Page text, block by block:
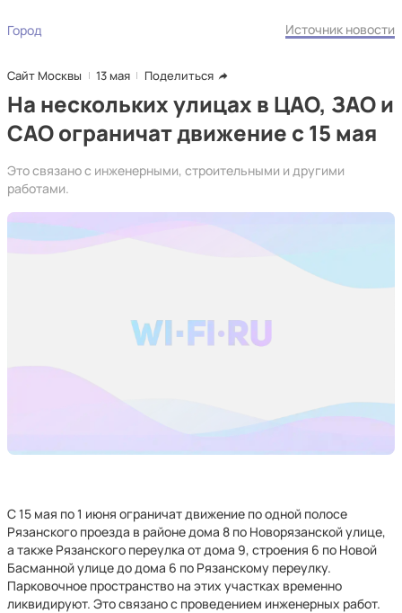
Город Источник новости
Сайт Москвы 13 мая Поделиться
На нескольких улицах в ЦАО, ЗАО и
САО ограничат движение с 15 мая
Это связано с инженерными, строительными и другими
работами.
С 15 мая по 1 июня ограничат движение по одной полосе
Рязанского проезда в районе дома 8 по Новорязанской улице,
а также Рязанского переулка от дома 9, строения 6 по Новой
Басманной улице до дома 6 по Рязанскому переулку.
Парковочное пространство на этих участках временно
ликвидируют. Это связано с проведением инженерных работ.